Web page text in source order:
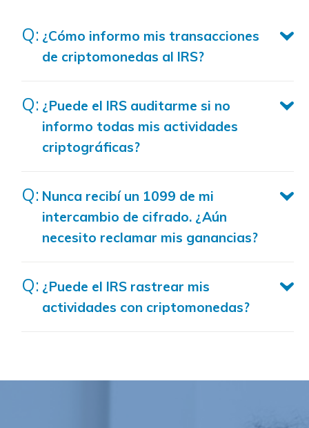
¿Cómo informo mis transacciones
de criptomonedas al IRS?
¿Puede el IRS auditarme si no
informo todas mis actividades
criptográficas?
Nunca recibí un 1099 de mi
intercambio de cifrado. ¿Aún
necesito reclamar mis ganancias?
¿Puede el IRS rastrear mis
actividades con criptomonedas?